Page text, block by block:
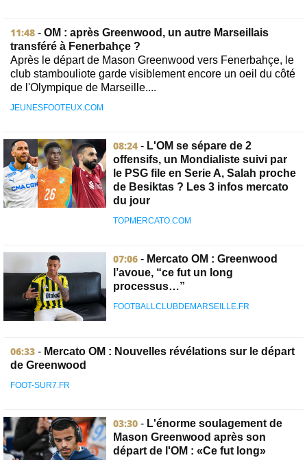
11:48 - OM : après Greenwood, un autre Marseillais
transféré à Fenerbahçe ?
Après le départ de Mason Greenwood vers Fenerbahçe, le
club stambouliote garde visiblement encore un oeil du côté
de l'Olympique de Marseille....
JEUNESFOOTEUX.COM
08:24 - L'OM se sépare de 2
offensifs, un Mondialiste suivi par
le PSG file en Serie A, Salah proche
de Besiktas ? Les 3 infos mercato
du jour
TOPMERCATO.COM
07:06 - Mercato OM : Greenwood
l’avoue, “ce fut un long
processus…”
FOOTBALLCLUBDEMARSEILLE.FR
06:33 - Mercato OM : Nouvelles révélations sur le départ
de Greenwood
FOOT-SUR7.FR
03:30 - L'énorme soulagement de
Mason Greenwood après son
départ de l'OM : «Ce fut long»